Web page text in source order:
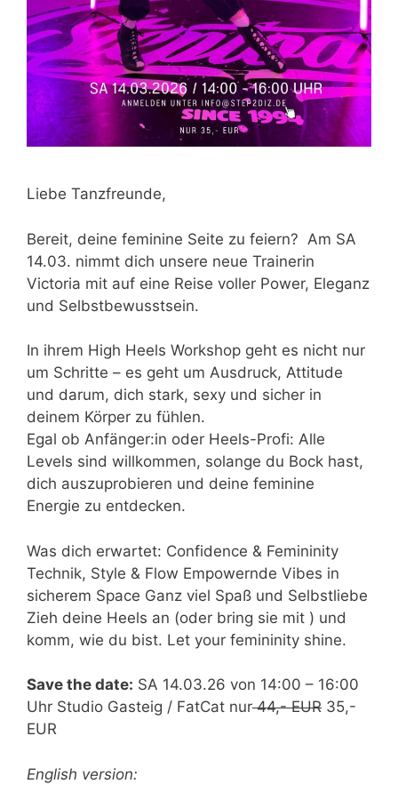
Liebe Tanzfreunde,
Bereit, deine feminine Seite zu feiern? Am SA
14.03. nimmt dich unsere neue Trainerin
Victoria mit auf eine Reise voller Power, Eleganz
und Selbstbewusstsein.
In ihrem High Heels Workshop geht es nicht nur
um Schritte – es geht um Ausdruck, Attitude
und darum, dich stark, sexy und sicher in
deinem Körper zu fühlen.
Egal ob Anfänger:in oder Heels-Profi: Alle
Levels sind willkommen, solange du Bock hast,
dich auszuprobieren und deine feminine
Energie zu entdecken.
Was dich erwartet: Confidence & Femininity
Technik, Style & Flow Empowernde Vibes in
sicherem Space Ganz viel Spaß und Selbstliebe
Zieh deine Heels an (oder bring sie mit ) und
komm, wie du bist. Let your femininity shine.
Save the date: SA 14.03.26 von 14:00 – 16:00
Uhr Studio Gasteig / FatCat nur44,- EUR 35,-
EUR
English version: